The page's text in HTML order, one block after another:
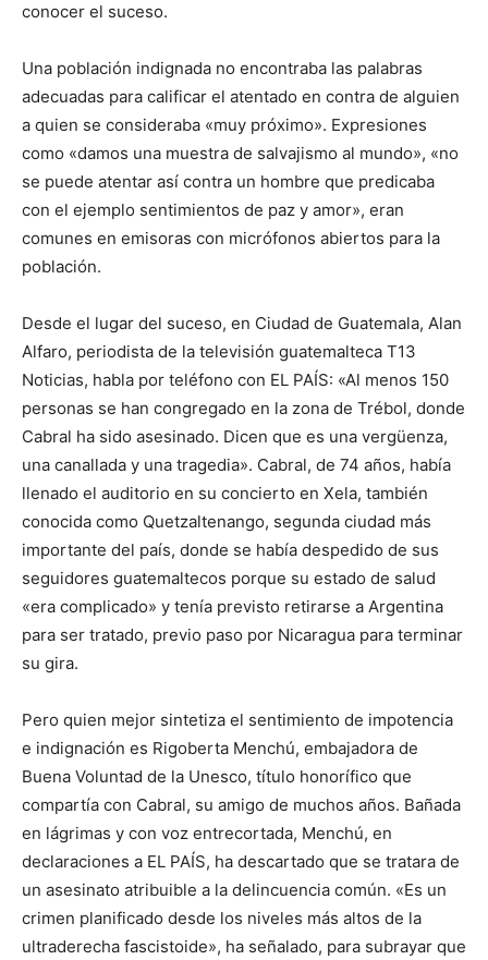
conocer el suceso.
Una población indignada no encontraba las palabras
adecuadas para calificar el atentado en contra de alguien
a quien se consideraba «muy próximo». Expresiones
como «damos una muestra de salvajismo al mundo», «no
se puede atentar así contra un hombre que predicaba
con el ejemplo sentimientos de paz y amor», eran
comunes en emisoras con micrófonos abiertos para la
población.
Desde el lugar del suceso, en Ciudad de Guatemala, Alan
Alfaro, periodista de la televisión guatemalteca T13
Noticias, habla por teléfono con EL PAÍS: «Al menos 150
personas se han congregado en la zona de Trébol, donde
Cabral ha sido asesinado. Dicen que es una vergüenza,
una canallada y una tragedia». Cabral, de 74 años, había
llenado el auditorio en su concierto en Xela, también
conocida como Quetzaltenango, segunda ciudad más
importante del país, donde se había despedido de sus
seguidores guatemaltecos porque su estado de salud
«era complicado» y tenía previsto retirarse a Argentina
para ser tratado, previo paso por Nicaragua para terminar
su gira.
Pero quien mejor sintetiza el sentimiento de impotencia
e indignación es Rigoberta Menchú, embajadora de
Buena Voluntad de la Unesco, título honorífico que
compartía con Cabral, su amigo de muchos años. Bañada
en lágrimas y con voz entrecortada, Menchú, en
declaraciones a EL PAÍS, ha descartado que se tratara de
un asesinato atribuible a la delincuencia común. «Es un
crimen planificado desde los niveles más altos de la
ultraderecha fascistoide», ha señalado, para subrayar que